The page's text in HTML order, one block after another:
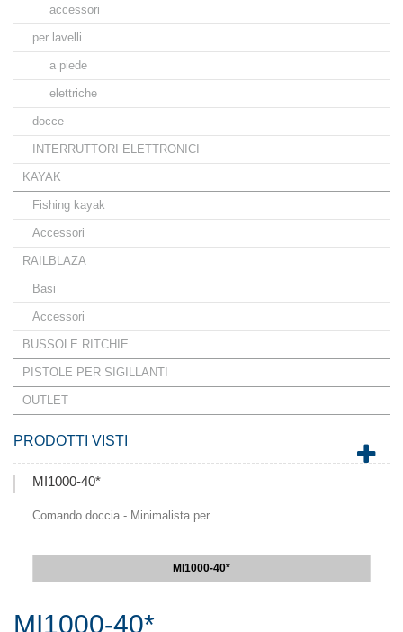
accessori
per lavelli
a piede
elettriche
docce
INTERRUTTORI ELETTRONICI
KAYAK
Fishing kayak
Accessori
RAILBLAZA
Basi
Accessori
BUSSOLE RITCHIE
PISTOLE PER SIGILLANTI
OUTLET
PRODOTTI VISTI
MI1000-40*
Comando doccia - Minimalista per...
MI1000-40*
MI1000-40*